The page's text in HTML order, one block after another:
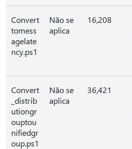
Convert
tomess
agelate
ncy.ps1
Não se
aplica
16,208
Convert
_distrib
utiongr
ouptou
nifiedgr
oup.ps1
Não se
aplica
36,421